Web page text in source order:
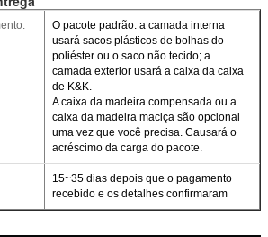
O pacote padrão: a camada interna
usará sacos plásticos de bolhas do
poliéster ou o saco não tecido; a
camada exterior usará a caixa da caixa
de K&K.
A caixa da madeira compensada ou a
caixa da madeira maciça são opcional
uma vez que você precisa. Causará o
acréscimo da carga do pacote.
15~35 dias depois que o pagamento
recebido e os detalhes confirmaram